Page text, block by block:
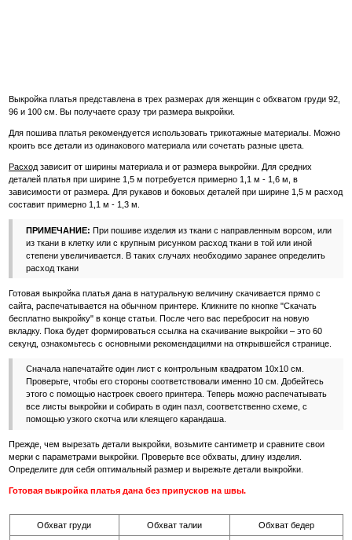
Выкройка платья представлена в трех размерах для женщин с обхватом груди 92,
96 и 100 см. Вы получаете сразу три размера выкройки.
Для пошива платья рекомендуется использовать трикотажные материалы. Можно
кроить все детали из одинакового материала или сочетать разные цвета.
Расход зависит от ширины материала и от размера выкройки. Для средних
деталей платья при ширине 1,5 м потребуется примерно 1,1 м - 1,6 м, в
зависимости от размера. Для рукавов и боковых деталей при ширине 1,5 м расход
составит примерно 1,1 м - 1,3 м.
ПРИМЕЧАНИЕ: При пошиве изделия из ткани с направленным ворсом, или
из ткани в клетку или с крупным рисунком расход ткани в той или иной
степени увеличивается. В таких случаях необходимо заранее определить
расход ткани
Готовая выкройка платья дана в натуральную величину скачивается прямо с
сайта, распечатывается на обычном принтере. Кликните по кнопке "Скачать
бесплатно выкройку" в конце статьи. После чего вас перебросит на новую
вкладку. Пока будет формироваться ссылка на скачивание выкройки – это 60
секунд, ознакомьтесь с основными рекомендациями на открывшейся странице.
Сначала напечатайте один лист с контрольным квадратом 10х10 см.
Проверьте, чтобы его стороны соответствовали именно 10 см. Добейтесь
этого с помощью настроек своего принтера. Теперь можно распечатывать
все листы выкройки и собирать в один пазл, соответственно схеме, с
помощью узкого скотча или клеящего карандаша.
Прежде, чем вырезать детали выкройки, возьмите сантиметр и сравните свои
мерки с параметрами выкройки. Проверьте все обхваты, длину изделия.
Определите для себя оптимальный размер и вырежьте детали выкройки.
Готовая выкройка платья дана без припусков на швы.
Обхват груди Обхват талии Обхват бедер